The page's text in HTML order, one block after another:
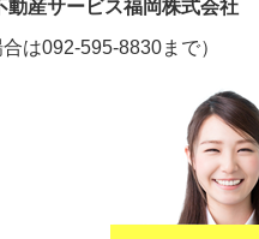
産サービス福岡株式会社
は092-595-8830まで）